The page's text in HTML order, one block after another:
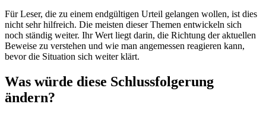
Für Leser, die zu einem endgültigen Urteil gelangen wollen, ist dies
nicht sehr hilfreich. Die meisten dieser Themen entwickeln sich
noch ständig weiter. Ihr Wert liegt darin, die Richtung der aktuellen
Beweise zu verstehen und wie man angemessen reagieren kann,
bevor die Situation sich weiter klärt.
Was würde diese Schlussfolgerung
ändern?